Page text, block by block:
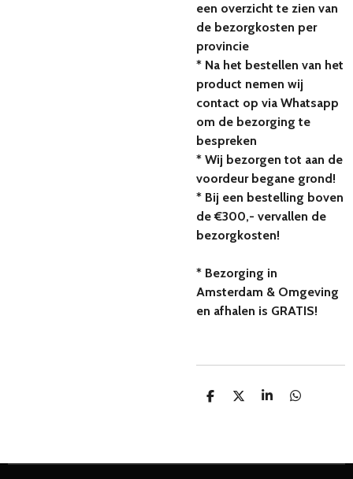
een overzicht te zien van
de bezorgkosten per
provincie
* Na het bestellen van het
product nemen wij
contact op via Whatsapp
om de bezorging te
bespreken
* Wij bezorgen tot aan de
voordeur begane grond!
* Bij een bestelling boven
de €300,- vervallen de
bezorgkosten!
* Bezorging in
Amsterdam & Omgeving
en afhalen is GRATIS!
D
D
S
D